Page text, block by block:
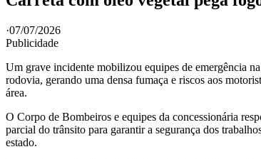
·07/07/2026
Publicidade
Um grave incidente mobilizou equipes de emergência
rodovia, gerando uma densa fumaça e riscos aos
área.
O Corpo de Bombeiros e equipes da concessionária
parcial do trânsito para garantir a segurança dos
estado.